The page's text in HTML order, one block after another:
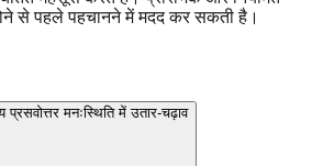
से पहले पहचानने में मदद कर सकती है।
मनःस्थिति में उतार-चढ़ाव